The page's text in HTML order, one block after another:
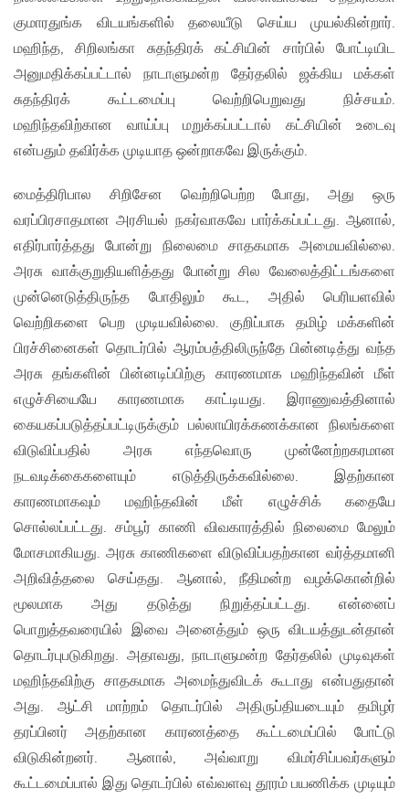
குமாரதுங்க விடயங்களில் தலையீடு செய்ய முயல்கின்றார்.
மஹிந்த, சிறிலங்கா சுதந்திரக் கட்சியின் சார்பில் போட்டியிட
அனுமதிக்கப்பட்டால் நாடாளுமன்ற தேர்தலில் ஜக்கிய மக்கள்
சுதந்திரக் கூட்டமைப்பு வெற்றிபெறுவது நிச்சயம்.
மஹிந்தவிற்கான வாய்ப்பு மறுக்கப்பட்டால் கட்சியின் உடைவு
என்பதும் தவிர்க்க முடியாத ஒன்றாகவே இருக்கும்.
மைத்திரிபால சிறிசேன வெற்றிபெற்ற போது, அது ஒரு
வரப்பிரசாதமான அரசியல் நகர்வாகவே பார்க்கப்பட்டது. ஆனால்,
எதிர்பார்த்தது போன்று நிலைமை சாதகமாக அமையவில்லை.
அரசு வாக்குறுதியளித்தது போன்று சில வேலைத்திட்டங்களை
முன்னெடுத்திருந்த போதிலும் கூட, அதில் பெரியளவில்
வெற்றிகளை பெற முடியவில்லை. குறிப்பாக தமிழ் மக்களின்
பிரச்சினைகள் தொடர்பில் ஆரம்பத்திலிருந்தே பின்னடித்து வந்த
அரசு தங்களின் பின்னடிப்பிற்கு காரணமாக மஹிந்தவின் மீள்
எழுச்சியையே காரணமாக காட்டியது. இராணுவத்தினால்
கையகப்படுத்தப்பட்டிருக்கும் பல்லாயிரக்கணக்கான நிலங்களை
விடுவிப்பதில் அரசு எந்தவொரு முன்னேற்றகரமான
நடவடிக்கைகளையும் எடுத்திருக்கவில்லை. இதற்கான
காரணமாகவும் மஹிந்தவின் மீள் எழுச்சிக் கதையே
சொல்லப்பட்டது. சம்பூர் காணி விவகாரத்தில் நிலைமை மேலும்
மோசமாகியது. அரசு காணிகளை விடுவிப்பதற்கான வர்த்தமானி
அறிவித்தலை செய்தது. ஆனால், நீதிமன்ற வழக்கொன்றில்
மூலமாக அது தடுத்து நிறுத்தப்பட்டது. என்னைப்
பொறுத்தவரையில் இவை அனைத்தும் ஒரு விடயத்துடன்தான்
தொடர்புபடுகிறது. அதாவது, நாடாளுமன்ற தேர்தலில் முடிவுகள்
மஹிந்தவிற்கு சாதகமாக அமைந்துவிடக் கூடாது என்பதுதான்
அது. ஆட்சி மாற்றம் தொடர்பில் அதிருப்தியடையும் தமிழர்
தரப்பினர் அதற்கான காரணத்தை கூட்டமைப்பில் போட்டு
விடுகின்றனர். ஆனால், அவ்வாறு விமர்சிப்பவர்களும்
கூட்டமைப்பால் இது தொடர்பில் எவ்வளவு தூரம் பயணிக்க முடியும்